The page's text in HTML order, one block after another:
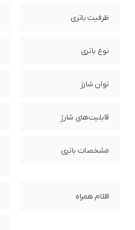
ظرفیت باتری
نوع باتری
توان شارژ
قابلیت‌های شارژ
مشخصات باتری
اقلام همراه